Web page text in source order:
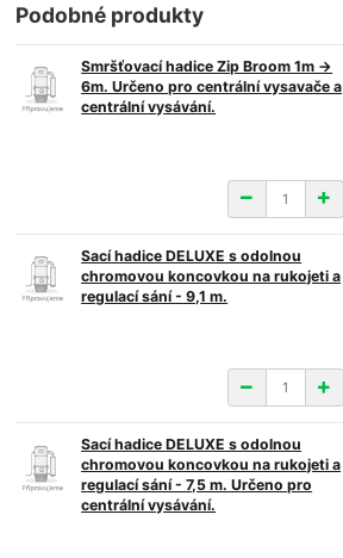
Podobné produkty
Smršťovací hadice Zip Broom 1m ->
6m. Určeno pro centrální vysavače a
centrální vysávání.
Sací hadice DELUXE s odolnou
chromovou koncovkou na rukojeti a
regulací sání - 9,1 m.
Sací hadice DELUXE s odolnou
chromovou koncovkou na rukojeti a
regulací sání - 7,5 m. Určeno pro
centrální vysávání.